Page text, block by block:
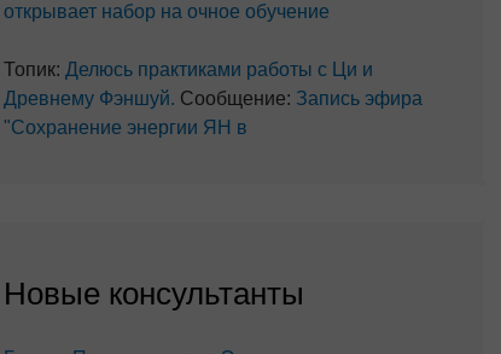
открывает набор на очное обучение
Топик: Делюсь практиками работы с Ци и
Древнему Фэншуй. Сообщение: Запись эфира
"Сохранение энергии ЯН в
Новые консультанты